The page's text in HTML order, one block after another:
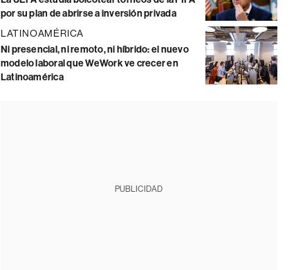
por su plan de abrirse a inversión privada
LATINOAMÉRICA
Ni presencial, ni remoto, ni híbrido: el nuevo
modelo laboral que WeWork ve crecer en
Latinoamérica
PUBLICIDAD